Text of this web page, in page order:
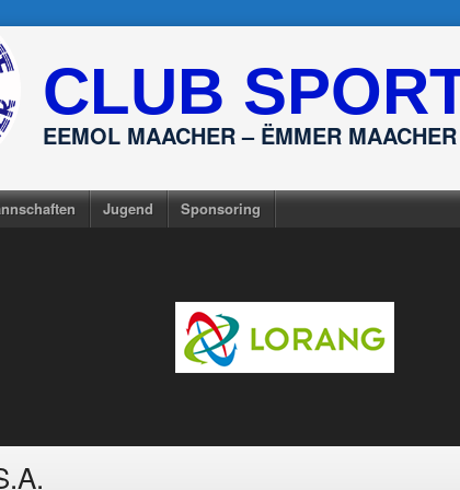
CLUB
EEMOL MAACHER – ËMMER MAACHER
Jugend Sponsoring